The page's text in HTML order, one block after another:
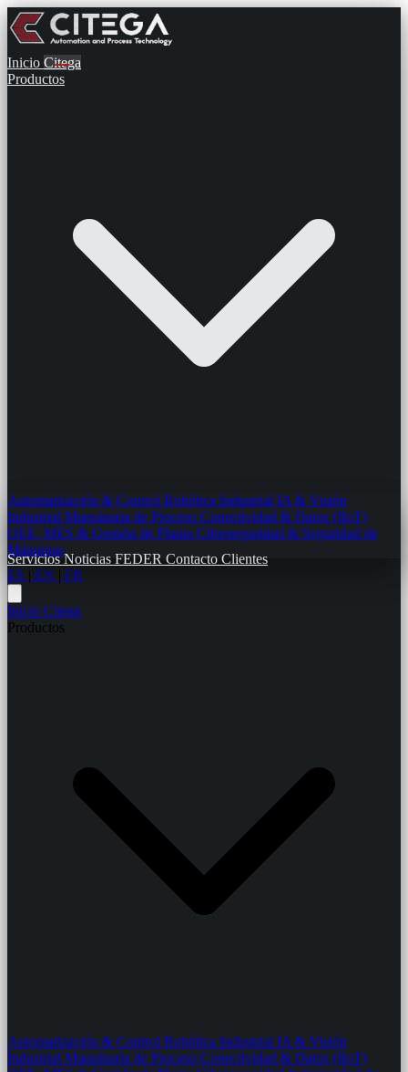
Inicio Citega
Productos
Automatización & Control Robótica Industrial IA & Visión
Industrial Maquinaria de Proceso Conectividad & Datos (IIoT)
OEE, MES & Gestión de Planta Ciberseguridad & Seguridad de
Máquinas
ServiciosNoticias FEDER Contacto Clientes
ES
EN FR
Inicio Citega
Productos
Automatización & Control Robótica Industrial IA & Visión
Industrial Maquinaria de Proceso Conectividad & Datos (IIoT)